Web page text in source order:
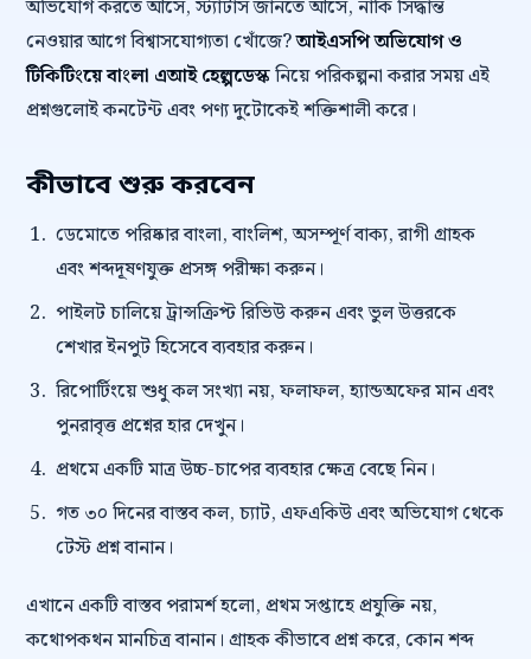
অভিযোগ করতে আসে, স্ট্যাটাস জানতে আসে, নাকি সিদ্ধান্ত
নেওয়ার আগে বিশ্বাসযোগ্যতা খোঁজে?আইএসপি অভিযোগ ও
টিকিটিংয়ে বাংলা এআই হেল্পডেস্কনিয়ে পরিকল্পনা করার সময় এই
প্রশ্নগুলোই কনটেন্ট এবং পণ্য দুটোকেই শক্তিশালী করে।
কীভাবে শুরু করবেন
ডেমোতে পরিষ্কার বাংলা, বাংলিশ, অসম্পূর্ণ বাক্য, রাগী গ্রাহক
এবং শব্দদূষণযুক্ত প্রসঙ্গ পরীক্ষা করুন।
পাইলট চালিয়ে ট্রান্সক্রিপ্ট রিভিউ করুন এবং ভুল উত্তরকে
শেখার ইনপুট হিসেবে ব্যবহার করুন।
রিপোর্টিংয়ে শুধু কল সংখ্যা নয়, ফলাফল, হ্যান্ডঅফের মান এবং
পুনরাবৃত্ত প্রশ্নের হার দেখুন।
প্রথমে একটি মাত্র উচ্চ-চাপের ব্যবহার ক্ষেত্র বেছে নিন।
গত ৩০ দিনের বাস্তব কল, চ্যাট, এফএকিউ এবং অভিযোগ থেকে
টেস্ট প্রশ্ন বানান।
এখানে একটি বাস্তব পরামর্শ হলো, প্রথম সপ্তাহে প্রযুক্তি নয়,
কথোপকথন মানচিত্র বানান। গ্রাহক কীভাবে প্রশ্ন করে, কোন শব্দ